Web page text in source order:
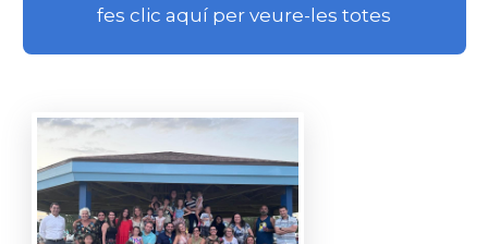
fes clic aquí per veure-les totes